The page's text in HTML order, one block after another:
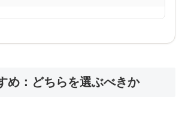
め：どちらを選ぶべきか